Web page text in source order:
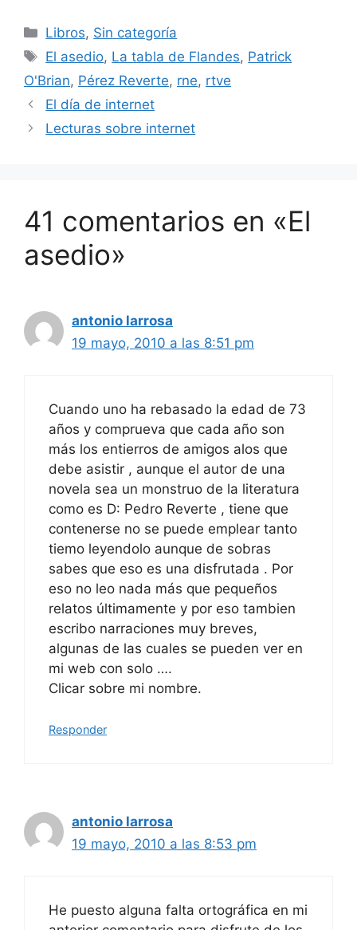
Categorías
Libros, Sin categoría
Etiquetas
El asedio, La tabla de Flandes, Patrick
O'Brian, Pérez Reverte, rne, rtve
El día de internet
Lecturas sobre internet
41 comentarios en «El
asedio»
antonio larrosa
19 mayo, 2010 a las 8:51 pm
Cuando uno ha rebasado la edad de 73
años y comprueva que cada año son
más los entierros de amigos alos que
debe asistir , aunque el autor de una
novela sea un monstruo de la literatura
como es D: Pedro Reverte , tiene que
contenerse no se puede emplear tanto
tiemo leyendolo aunque de sobras
sabes que eso es una disfrutada . Por
eso no leo nada más que pequeños
relatos últimamente y por eso tambien
escribo narraciones muy breves,
algunas de las cuales se pueden ver en
mi web con solo ….
Clicar sobre mi nombre.
Responder
antonio larrosa
19 mayo, 2010 a las 8:53 pm
He puesto alguna falta ortográfica en mi